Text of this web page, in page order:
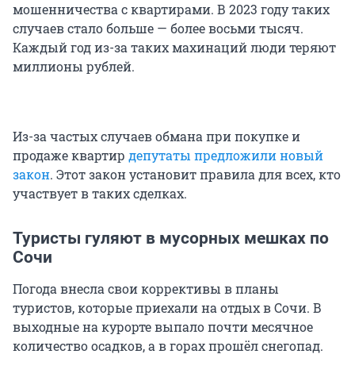
мошенничества с квартирами. В 2023 году таких
случаев стало больше — более восьми тысяч.
Каждый год из-за таких махинаций люди теряют
миллионы рублей.
Из-за частых случаев обмана при покупке и
продаже квартир депутаты предложили новый
закон. Этот закон установит правила для всех, кто
участвует в таких сделках.
Туристы гуляют в мусорных мешках по
Сочи
Погода внесла свои коррективы в планы
туристов, которые приехали на отдых в Сочи. В
выходные на курорте выпало почти месячное
количество осадков, а в горах прошёл снегопад.